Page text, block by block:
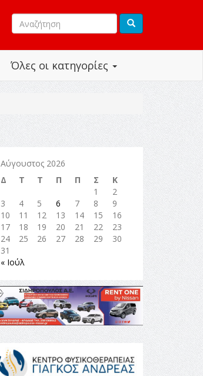
Όλες οι κατηγορίες
Αύγουστος 2026
Δ
Τ Τ Π Π Σ
Κ
1
2
3
4 5 6 7 8
9
10
11 12 13 14 15
16
17
18 19 20 21 22
23
24
25 26 27 28 29
30
31
« Ιούλ